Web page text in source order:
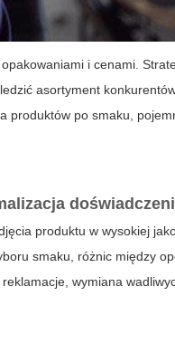
i cenami.
asortyment
produktów po smaku,
produktu w wysokiej
smaku, różnic między
wymiana